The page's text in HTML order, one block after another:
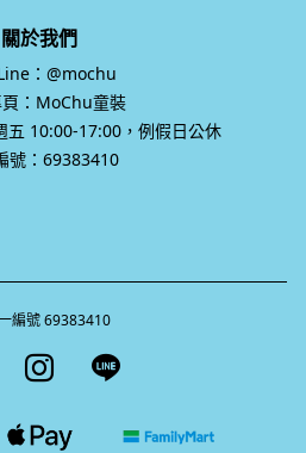
關於我們
：@mochu
：MoChu童裝
五 10:00-17:00，例假日公休
號：69383410
編號 69383410
Facebook page
Instagram page
Line page